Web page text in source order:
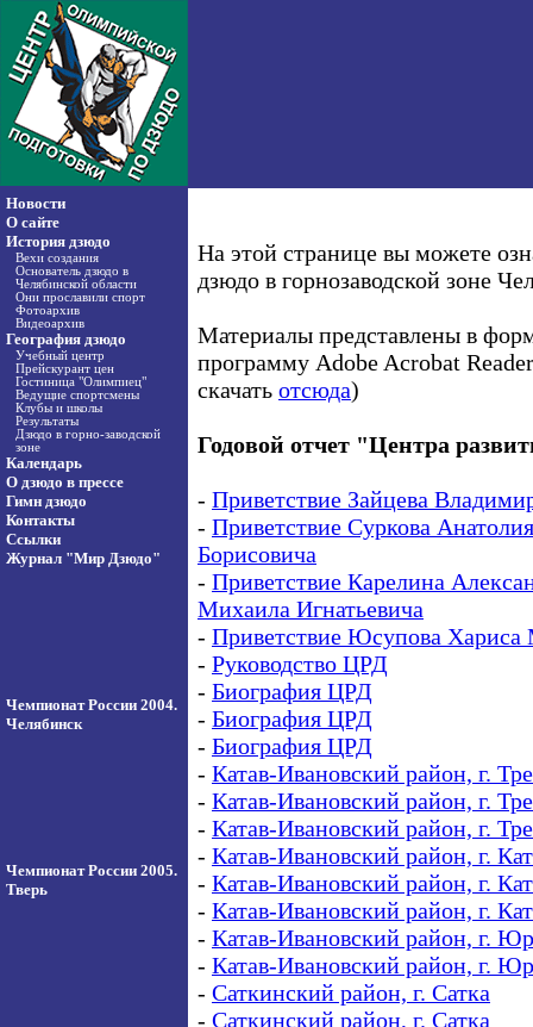
Новости
О сайте
История дзюдо
Вехи создания
Основатель дзюдо в
Челябинской области
Они прославили спорт
Фотоархив
Видеоархив
География дзюдо
Учебный центр
Прейскурант цен
Гостиница "Олимпиец"
Ведущие спортсмены
Клубы и школы
Результаты
Дзюдо в горно-заводской
зоне
Календарь
О дзюдо в прессе
Гимн дзюдо
Контакты
Ссылки
Журнал "Мир Дзюдо"
Чемпионат России 2004.
Челябинск
Чемпионат России 2005.
Тверь
На этой странице вы можете
дзюдо в горнозаводской зоне
Материалы представлены в
программу Adobe Acrobat
скачать отсюда)
Годовой отчет "Центра
- Приветствие Зайцева
- Приветствие Суркова
Борисовича
- Приветствие Карелина
Михаила Игнатьевича
- Приветствие Юсупова
- Руководство ЦРД
- Биография ЦРД
- Биография ЦРД
- Биография ЦРД
- Катав-Ивановский район, г.
- Катав-Ивановский район, г.
- Катав-Ивановский район, г.
- Катав-Ивановский район, г.
- Катав-Ивановский район, г.
- Катав-Ивановский район, г.
- Катав-Ивановский район, г.
- Катав-Ивановский район, г.
- Саткинский район, г. Сатка
- Саткинский район, г. Сатка